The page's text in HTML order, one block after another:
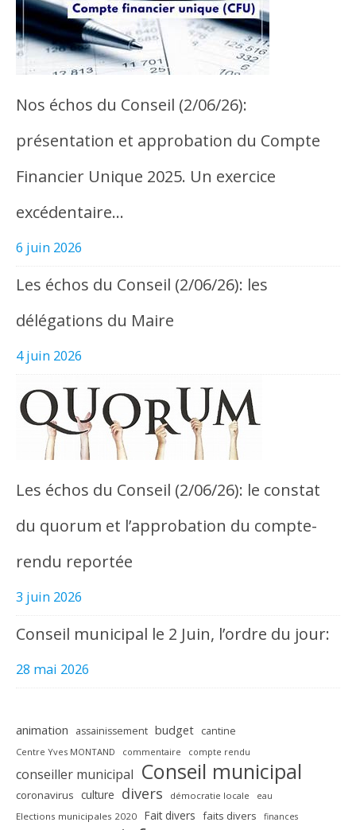
Nos échos du Conseil (2/06/26):
présentation et approbation du Compte
Financier Unique 2025. Un exercice
excédentaire…
6 juin 2026
Les échos du Conseil (2/06/26): les
délégations du Maire
4 juin 2026
Les échos du Conseil (2/06/26): le constat
du quorum et l’approbation du compte-
rendu reportée
3 juin 2026
Conseil municipal le 2 Juin, l’ordre du jour:
28 mai 2026
animation assainissement budget cantine
Centre Yves MONTAND commentaire compte rendu
conseiller municipal Conseil municipal
coronavirus culture divers démocratie locale eau
Elections municipales 2020 Fait divers faits divers finances